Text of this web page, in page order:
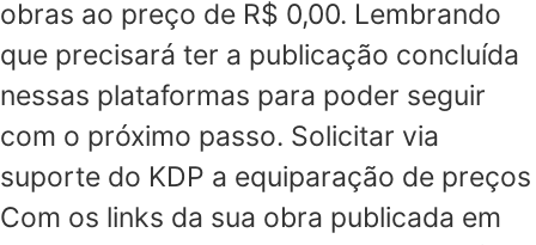
obras ao preço de R$ 0,00. Lembrando
que precisará ter a publicação concluída
nessas plataformas para poder seguir
com o próximo passo. Solicitar via
suporte do KDP a equiparação de preços
Com os links da sua obra publicada em